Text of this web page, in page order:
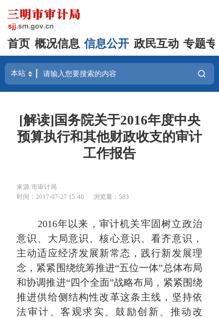
首页 概况信息 信息公开 政民互动 专题
[解读]国务院关于2016年度中央
预算执行和其他财政收支的审计
工作报告
来源:市审计局
时间：2017-07-27 15:40
浏览量：583
2016年以来，审计机关牢固树立政治
意识、大局意识、核心意识、看齐意识，
主动适应经济发展新常态，践行新发展理
念，紧紧围绕统筹推进“五位一体”总体布局
和协调推进“四个全面”战略布局，紧紧围绕
推进供给侧结构性改革这条主线，坚持依
法审计、客观求实、鼓励创新、推动改